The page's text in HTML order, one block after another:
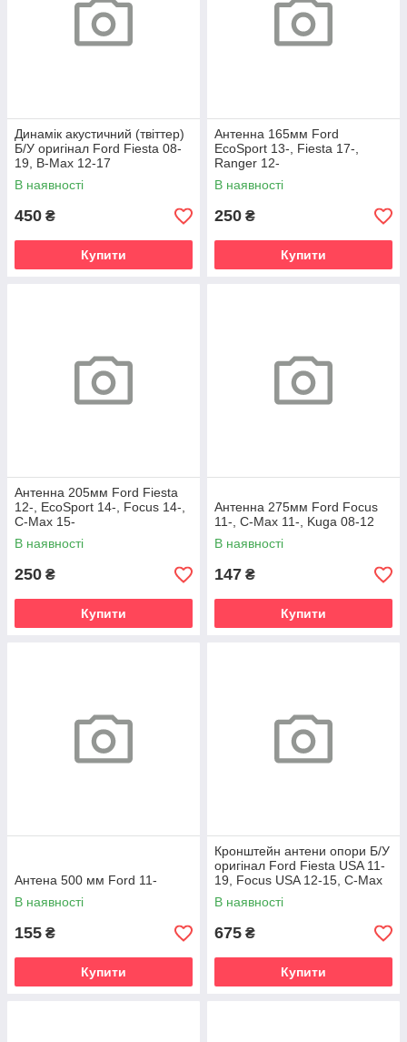
Динамік акустичний (твіттер)
Б/У оригінал Ford Fiesta 08-
19, B-Max 12-17
В наявності
450 ₴
Купити
Антенна 165мм Ford
EcoSport 13-, Fiesta 17-,
Ranger 12-
В наявності
250 ₴
Купити
Антенна 205мм Ford Fiesta
12-, EcoSport 14-, Focus 14-,
C-Max 15-
В наявності
250 ₴
Купити
Антенна 275мм Ford Focus
11-, C-Max 11-, Kuga 08-12
В наявності
147 ₴
Купити
Антена 500 мм Ford 11-
В наявності
155 ₴
Купити
Кронштейн антени опори Б/У
оригінал Ford Fiesta USA 11-
19, Focus USA 12-15, C-Max
USA 13-15
В наявності
675 ₴
Купити